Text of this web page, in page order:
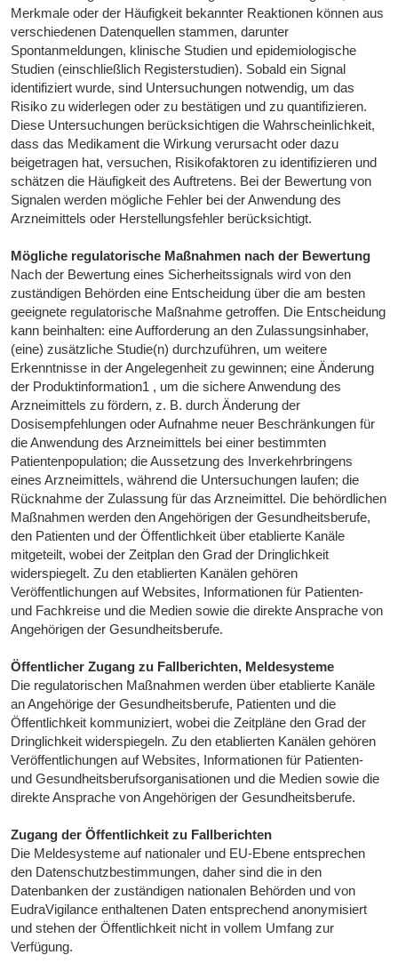
Merkmale oder der Häufigkeit bekannter Reaktionen können aus
verschiedenen Datenquellen stammen, darunter
Spontanmeldungen, klinische Studien und epidemiologische
Studien (einschließlich Registerstudien). Sobald ein Signal
identifiziert wurde, sind Untersuchungen notwendig, um das
Risiko zu widerlegen oder zu bestätigen und zu quantifizieren.
Diese Untersuchungen berücksichtigen die Wahrscheinlichkeit,
dass das Medikament die Wirkung verursacht oder dazu
beigetragen hat, versuchen, Risikofaktoren zu identifizieren und
schätzen die Häufigkeit des Auftretens. Bei der Bewertung von
Signalen werden mögliche Fehler bei der Anwendung des
Arzneimittels oder Herstellungsfehler berücksichtigt.
Mögliche regulatorische Maßnahmen nach der Bewertung
Nach der Bewertung eines Sicherheitssignals wird von den
zuständigen Behörden eine Entscheidung über die am besten
geeignete regulatorische Maßnahme getroffen. Die Entscheidung
kann beinhalten: eine Aufforderung an den Zulassungsinhaber,
(eine) zusätzliche Studie(n) durchzuführen, um weitere
Erkenntnisse in der Angelegenheit zu gewinnen; eine Änderung
der Produktinformation1 , um die sichere Anwendung des
Arzneimittels zu fördern, z. B. durch Änderung der
Dosisempfehlungen oder Aufnahme neuer Beschränkungen für
die Anwendung des Arzneimittels bei einer bestimmten
Patientenpopulation; die Aussetzung des Inverkehrbringens
eines Arzneimittels, während die Untersuchungen laufen; die
Rücknahme der Zulassung für das Arzneimittel. Die behördlichen
Maßnahmen werden den Angehörigen der Gesundheitsberufe,
den Patienten und der Öffentlichkeit über etablierte Kanäle
mitgeteilt, wobei der Zeitplan den Grad der Dringlichkeit
widerspiegelt. Zu den etablierten Kanälen gehören
Veröffentlichungen auf Websites, Informationen für Patienten-
und Fachkreise und die Medien sowie die direkte Ansprache von
Angehörigen der Gesundheitsberufe.
Öffentlicher Zugang zu Fallberichten, Meldesysteme
Die regulatorischen Maßnahmen werden über etablierte Kanäle
an Angehörige der Gesundheitsberufe, Patienten und die
Öffentlichkeit kommuniziert, wobei die Zeitpläne den Grad der
Dringlichkeit widerspiegeln. Zu den etablierten Kanälen gehören
Veröffentlichungen auf Websites, Informationen für Patienten-
und Gesundheitsberufsorganisationen und die Medien sowie die
direkte Ansprache von Angehörigen der Gesundheitsberufe.
Zugang der Öffentlichkeit zu Fallberichten
Die Meldesysteme auf nationaler und EU-Ebene entsprechen
den Datenschutzbestimmungen, daher sind die in den
Datenbanken der zuständigen nationalen Behörden und von
EudraVigilance enthaltenen Daten entsprechend anonymisiert
und stehen der Öffentlichkeit nicht in vollem Umfang zur
Verfügung.